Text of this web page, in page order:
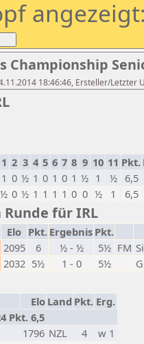
Championship
18:46:46, Ersteller/Letzter
1 2 3 4 5 6 7 8 9 10 11 Pkt.
1 0 ½ 1 0 1 0 1 ½ 1 ½
6,5
½ 0 ½ 1 1 1 1 0 0 ½ 1 6,5
für IRL
Elo Pkt. Ergebnis Pkt.
2095 6 ½ - ½ 5½ FM
2032 5½ 1 - 0 5½
Elo Land Pkt. Erg.
Pkt. 6,5
1796 NZL 4
w 1